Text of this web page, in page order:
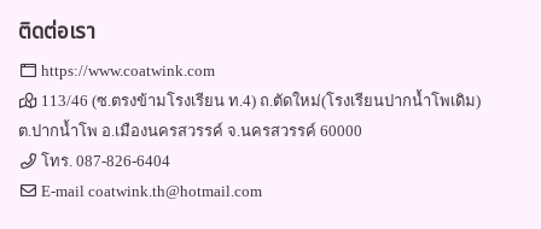
ติดต่อเรา
https://www.coatwink.com
113/46 (ซ.ตรงข้ามโรงเรียน ท.4) ถ.ตัดใหม่(โรงเรียนปากน้ำโพเดิม)
ต.ปากน้ำโพ อ.เมืองนครสวรรค์ จ.นครสวรรค์ 60000
โทร.087-826-6404
E-mailcoatwink.th@hotmail.com